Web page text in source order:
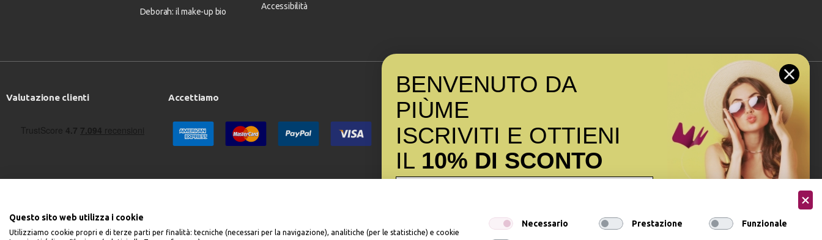
Deborah: il make-up bio
Accessibilità
Valutazione clienti Accettiamo Seguici sui social
Questo sito web utilizza i cookie
Utilizziamo cookie propri e di terze parti per finalità: tecniche (necessari per la navigazione), analitiche (per le statistiche) e cookie
Necessario Prestazione Funzionale
BENVENUTO DA
PIÙME
ISCRIVITI E OTTIENI
IL 10% DI SCONTO
Iscrivendomi dichiaro di aver preso visione dell'Informativa sulla privacy
ai sensi
dell’art. 13 del Reg UE 2016/679 e presto il mio consenso a ricevere email